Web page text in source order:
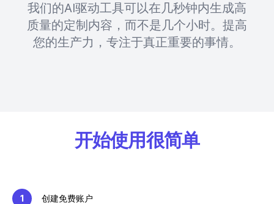
我们的AI驱动工具可以在几秒钟内生成高
质量的定制内容，而不是几个小时。提高
您的生产力，专注于真正重要的事情。
开始使用很简单
1 创建免费账户